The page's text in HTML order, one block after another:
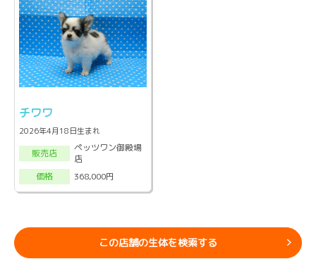
チワワ
2026年4月18日生まれ
販売店
ペッツワン御殿場
店
価格
368,000円
この店舗の生体を検索する